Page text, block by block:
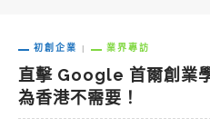
初創企業 業界專訪
直擊 Google 首爾創業
為香港不需要！